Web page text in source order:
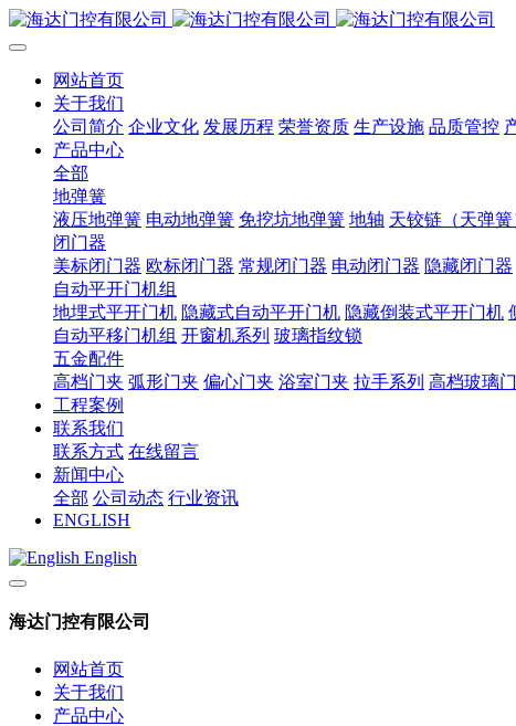
网站首页
关于我们
公司简介 企业文化 发展历程 荣誉资质 生产设施 品质管控
产品中心
全部
地弹簧
液压地弹簧 电动地弹簧 免挖坑地弹簧 地轴 天铰链（天弹簧
闭门器
美标闭门器 欧标闭门器 常规闭门器 电动闭门器 隐藏闭门器
自动平开门机组
地埋式平开门机 隐藏式自动平开门机 隐藏倒装式平开门机
自动平移门机组 开窗机系列 玻璃指纹锁
五金配件
高档门夹 弧形门夹 偏心门夹 浴室门夹 拉手系列 高档玻璃
工程案例
联系我们
联系方式 在线留言
新闻中心
全部 公司动态 行业资讯
ENGLISH
English
海达门控有限公司
网站首页
关于我们
产品中心